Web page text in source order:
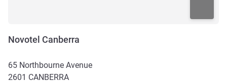
Novotel Canberra
65 Northbourne Avenue
2601 CANBERRA